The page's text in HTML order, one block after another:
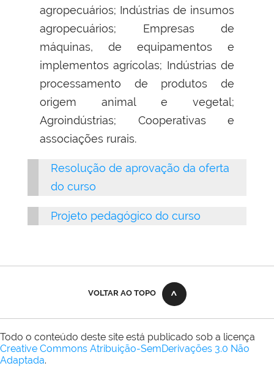
agropecuários; Indústrias de insumos
agropecuários; Empresas de
máquinas, de equipamentos e
implementos agrícolas; Indústrias de
processamento de produtos de
origem animal e vegetal;
Agroindústrias; Cooperativas e
associações rurais.
Resolução de aprovação da oferta
do curso
Projeto pedagógico do curso
VOLTAR AO TOPO
Todo o conteúdo deste site está publicado sob a licença
Creative Commons Atribuição-SemDerivações 3.0 Não
Adaptada.